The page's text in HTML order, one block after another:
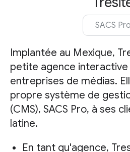
SACS Pro
Implantée au Mexique,
petite agence interactive
entreprises de médias.
propre système de
(CMS), SACS Pro, à ses
latine.
En tant qu'agence,